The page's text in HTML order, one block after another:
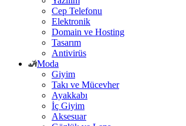
Cep Telefonu
Elektronik
Domain ve Hosting
Tasarım
Antivirüs
Moda
Giyim
Takı ve Mücevher
Ayakkabı
İç Giyim
Aksesuar